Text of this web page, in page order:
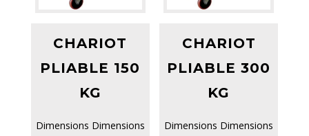
CHARIOT
PLIABLE 150
KG
Dimensions Dimensions
CHARIOT
PLIABLE 300
KG
Dimensions Dimensions